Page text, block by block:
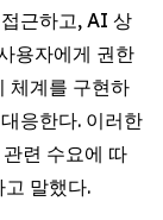
근하고, AI 상
용자에게 권한
체계를 구현하
응한다. 이러한
련 수요에 따
말했다.